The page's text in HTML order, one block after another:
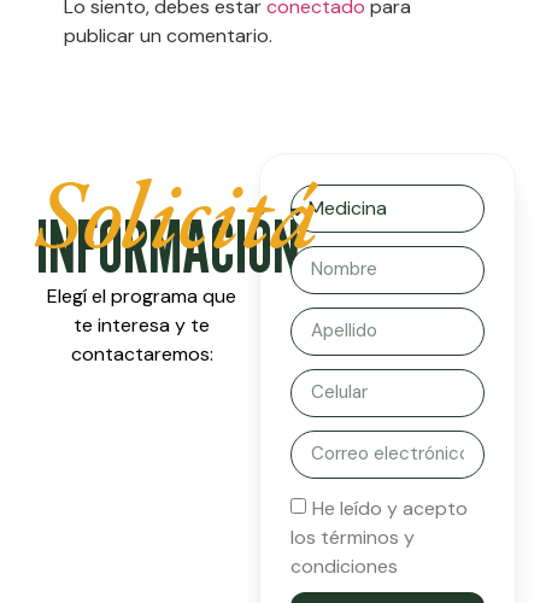
Lo siento, debes estarconectado para
publicar un comentario.
Solicitá
INFORMACIÓN
Elegí el programa que
te interesa y te
contactaremos:
He leído y acepto
los términos y
condiciones